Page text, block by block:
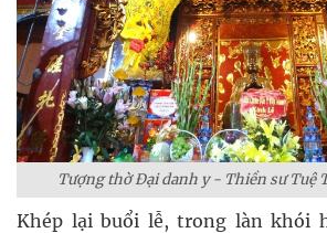
Tượng thờ Đại danh y - Thiền sư Tuệ
Khép lại buổi lễ, trong làn khói